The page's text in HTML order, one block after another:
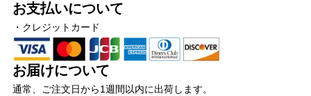
お支払いについて
・クレジットカード
お届けについて
通常、ご注文日から1週間以内に出荷します。